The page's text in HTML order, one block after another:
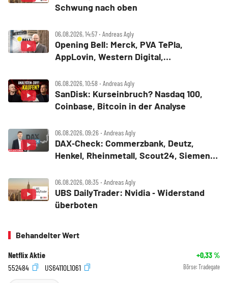
Schwung nach oben
06.08.2026, 14:57 ‧ Andreas Agly
Opening Bell: Merck, PVA TePla,
AppLovin, Western Digital,
06.08.2026, 10:58 ‧ Andreas Agly
SanDisk: Kurseinbruch? Nasdaq 100,
Coinbase, Bitcoin in der Analyse
06.08.2026, 09:26 ‧ Andreas Agly
DAX‑Check: Commerzbank, Deutz,
Henkel, Rheinmetall, Scout24, Siemens,
06.08.2026, 08:35 ‧ Andreas Agly
UBS DailyTrader: Nvidia ‑ Widerstand
überboten
Behandelter Wert
Netflix Aktie +0,33%
552484
US64110L1061 Börse: Tradegate